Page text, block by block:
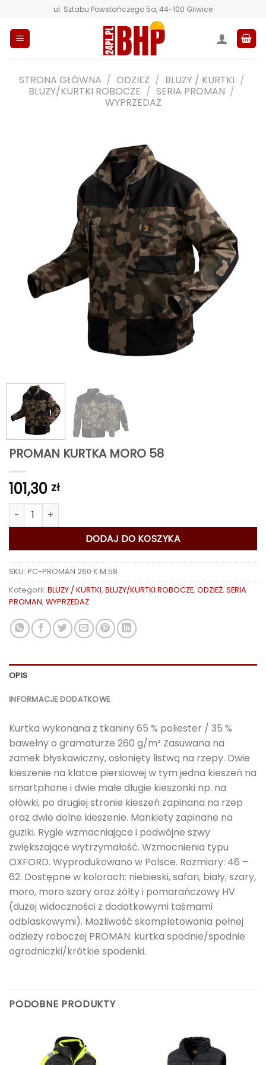
zawartości
ul. Sztabu Powstańczego 5a, 44-100 Gliwice
STRONA GŁÓWNA / ODZIEŻ / BLUZY / KURTKI /
BLUZY/KURTKI ROBOCZE / SERIA PROMAN /
WYPRZEDAŻ
PROMAN KURTKA MORO 58
101,30 zł
ilość PROMAN KURTKA MORO 58
DODAJ DO KOSZYKA
SKU: PC-PROMAN 260 K M 58
Kategorii: BLUZY / KURTKI, BLUZY/KURTKI ROBOCZE, ODZIEŻ, SERIA
PROMAN, WYPRZEDAŻ
OPIS
INFORMACJE DODATKOWE
Kurtka wykonana z tkaniny 65 % poliester / 35 %
bawełny o gramaturze 260 g/m² Zasuwana na
zamek błyskawiczny, osłonięty listwą na rzepy. Dwie
kieszenie na klatce piersiowej w tym jedna kieszeń na
smartphone i dwie małe długie kieszonki np. na
ołówki, po drugiej stronie kieszeń zapinana na rzep
oraz dwie dolne kieszenie. Mankiety zapinane na
guziki. Rygle wzmacniające i podwójne szwy
zwiększające wytrzymałość. Wzmocnienia typu
OXFORD. Wyprodukowano w Polsce. Rozmiary: 46 –
62. Dostępne w kolorach: niebieski, safari, biały, szary,
moro, moro szary oraz żółty i pomarańczowy HV
(dużej widoczności z dodatkowymi taśmami
odblaskowymi). Możliwość skompletowania pełnej
odzieży roboczej PROMAN: kurtka spodnie/spodnie
ogrodniczki/krótkie spodenki.
PODOBNE PRODUKTY